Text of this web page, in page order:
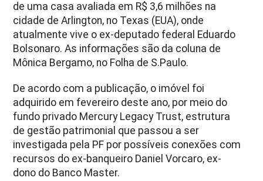
de uma casa avaliada em R$ 3,6 milhões na
cidade de Arlington, no Texas (EUA), onde
atualmente vive o ex-deputado federal Eduardo
Bolsonaro. As informações são da coluna de
Mônica Bergamo, no Folha de S.Paulo.
De acordo com a publicação, o imóvel foi
adquirido em fevereiro deste ano, por meio do
fundo privado Mercury Legacy Trust, estrutura
de gestão patrimonial que passou a ser
investigada pela PF por possíveis conexões com
recursos do ex-banqueiro Daniel Vorcaro, ex-
dono do Banco Master.